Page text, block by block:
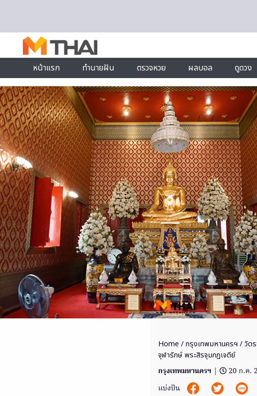
หน้าแรก
ทำนายฝัน ตรวจหวย ผลบอล ดูดวง
Home /กรุงเทพมหานครฯ / วัด
จุฬารักษ์ พระสิรจุมภฏเจดีย์
กรุงเทพมหานครฯ |
20 ก.ค.
แบ่งปัน